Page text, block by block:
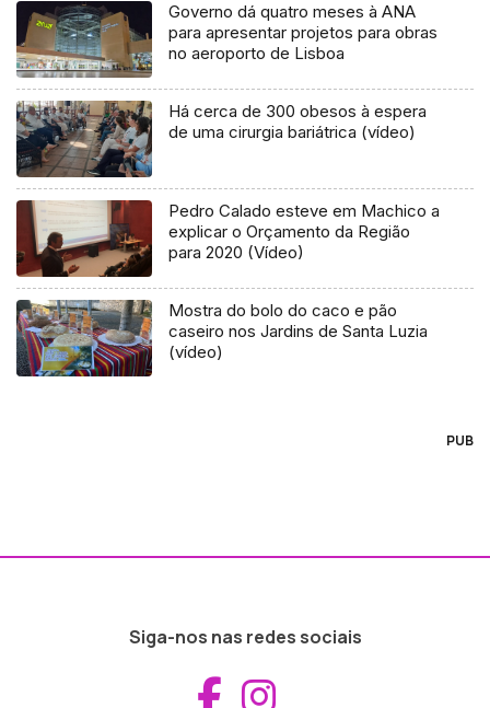
Governo dá quatro meses à ANA
para apresentar projetos para obras
no aeroporto de Lisboa
Há cerca de 300 obesos à espera
de uma cirurgia bariátrica (vídeo)
Pedro Calado esteve em Machico a
explicar o Orçamento da Região
para 2020 (Vídeo)
Mostra do bolo do caco e pão
caseiro nos Jardins de Santa Luzia
(vídeo)
PUB
Siga-nos nas redes sociais
Aceder ao